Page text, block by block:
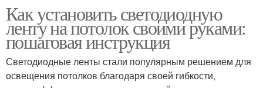
Как установить светодиодную
ленту на потолок своими руками:
пошаговая инструкция
Светодиодные ленты стали популярным решением для
освещения потолков благодаря своей гибкости,